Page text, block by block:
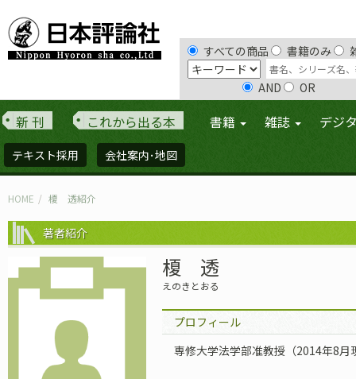
すべての商品 書籍のみ
AND OR
新 刊 これから出る本 書籍 雑誌 デジ
テキスト採用 会社案内･地図
HOME 榎 透紹介
著者紹介
榎 透
えのきとおる
プロフィール
専修大学法学部准教授（2014年8月